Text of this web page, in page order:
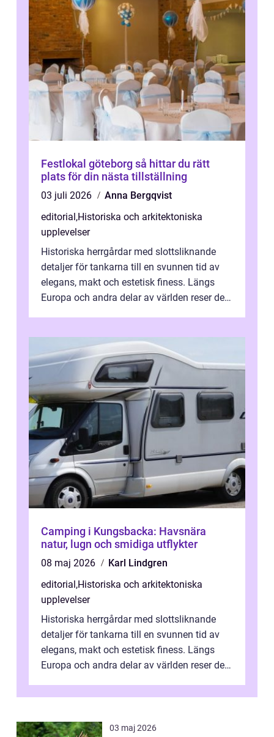
Festlokal göteborg så hittar du rätt
plats för din nästa tillställning
03 juli 2026
Anna Bergqvist
editorial ,Historiska och arkitektoniska
upplevelser
Historiska herrgårdar med slottsliknande
detaljer för tankarna till en svunnen tid av
elegans, makt och estetisk finess. Längs
Europa och andra delar av världen reser de
Camping i Kungsbacka: Havsnära
natur, lugn och smidiga utflykter
08 maj 2026
Karl Lindgren
editorial ,Historiska och arkitektoniska
upplevelser
Historiska herrgårdar med slottsliknande
detaljer för tankarna till en svunnen tid av
elegans, makt och estetisk finess. Längs
Europa och andra delar av världen reser de
03 maj 2026